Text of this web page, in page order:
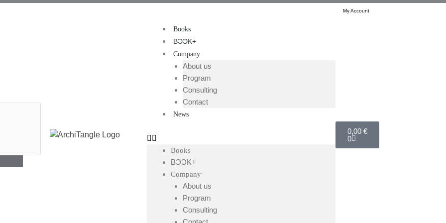
My Account
Books
BƆƆK+
Company
About us
Program
Consulting
Contact
News
Books
BƆƆK+
Company
About us
Program
Consulting
0,00 €
0